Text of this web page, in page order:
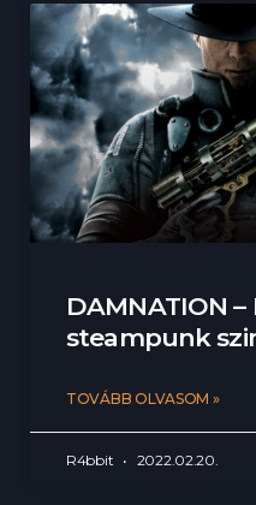
DAMNATION
steampunk
TOVÁBB OLVASOM »
R4bbit 2022.02.20.